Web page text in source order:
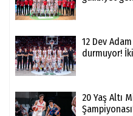
12 Dev
durmuyor!
20 Yaş Altı